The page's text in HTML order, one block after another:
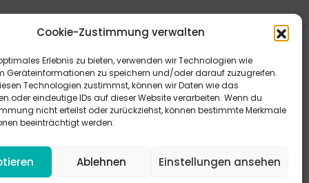
Cookie-Zustimmung verwalten
Erlebnis zu bieten, verwenden wir Technologien wie
Geräteinformationen zu speichern und/oder darauf zuzugreifen.
Technologien zustimmst, können wir Daten wie das
oder eindeutige IDs auf dieser Website verarbeiten. Wenn du
nicht erteilst oder zurückziehst, können bestimmte Merkmale
beeinträchtigt werden.
Ablehnen Einstellungen ansehen
Antworten bieten dir unsere FAQ.
mal auf Instagram vorbei.